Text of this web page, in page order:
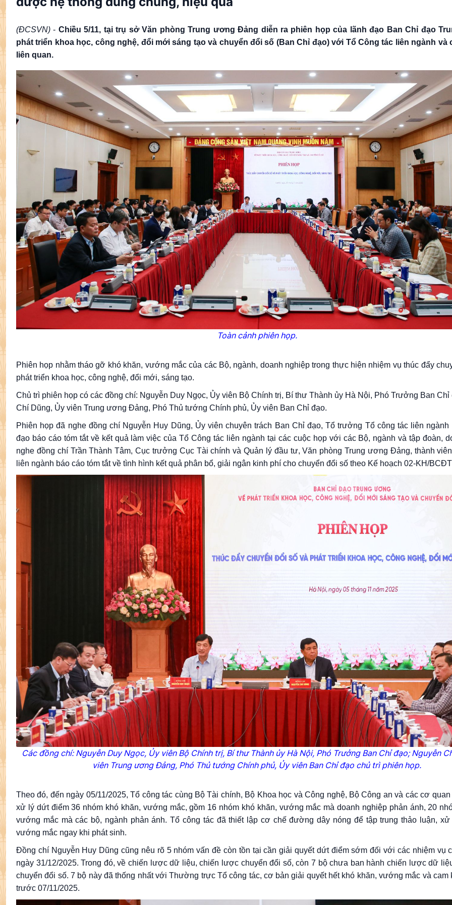
(ĐCSVN)- Chiều 5/11, tại trụ sở Văn phòng Trung ương Đảng diễn ra phiên họp của lãnh đạo Ban Chỉ đạo
phát triển khoa học, công nghệ, đổi mới sáng tạo và chuyển đổi số (Ban Chỉ đạo) với Tổ Công tác liên ngành và
liên quan.
Toàn cảnh phiên họp.
Phiên họp nhằm tháo gỡ khó khăn, vướng mắc của các Bộ, ngành, doanh nghiệp trong thực hiện nhiệm vụ thúc đẩy
phát triển khoa học, công nghệ, đổi mới, sáng tạo.
Chủ trì phiên họp có các đồng chí: Nguyễn Duy Ngọc, Ủy viên Bộ Chính trị, Bí thư Thành ủy Hà Nội, Phó Trưởng Ban Chỉ
Chí Dũng, Ủy viên Trung ương Đảng, Phó Thủ tướng Chính phủ, Ủy viên Ban Chỉ đạo.
Phiên họp đã nghe đồng chí Nguyễn Huy Dũng, Ủy viên chuyên trách Ban Chỉ đạo, Tổ trưởng Tổ công tác liên
đạo báo cáo tóm tắt về kết quả làm việc của Tổ Công tác liên ngành tại các cuộc họp với các Bộ, ngành và tập đoàn,
nghe đồng chí Trần Thành Tâm, Cục trưởng Cục Tài chính và Quản lý đầu tư, Văn phòng Trung ương Đảng, thành
liên ngành báo cáo tóm tắt về tình hình kết quả phân bổ, giải ngân kinh phí cho chuyển đổi số theo Kế hoạch 02-KH/
Các đồng chí: Nguyễn Duy Ngọc, Ủy viên Bộ Chính trị, Bí thư Thành ủy Hà Nội, Phó Trưởng Ban Chỉ đạo; Nguyễn
viên Trung ương Đảng, Phó Thủ tướng Chính phủ, Ủy viên Ban Chỉ đạo chủ trì phiên họp.
Theo đó, đến ngày 05/11/2025, Tổ công tác cùng Bộ Tài chính, Bộ Khoa học và Công nghệ, Bộ Công an và các cơ
xử lý dứt điểm 36 nhóm khó khăn, vướng mắc, gồm 16 nhóm khó khăn, vướng mắc mà doanh nghiệp phản ánh, 20
vướng mắc mà các bộ, ngành phản ánh. Tổ công tác đã thiết lập cơ chế đường dây nóng để tập trung thảo luận, xử
vướng mắc ngay khi phát sinh.
Đồng chí Nguyễn Huy Dũng cũng nêu rõ 5 nhóm vấn đề còn tồn tại cần giải quyết dứt điểm sớm đối với các nhiệm vụ
ngày 31/12/2025. Trong đó, về chiến lược dữ liệu, chiến lược chuyển đổi số, còn 7 bộ chưa ban hành chiến lược dữ
chuyển đổi số. 7 bộ này đã thống nhất với Thường trực Tổ công tác, cơ bản giải quyết hết khó khăn, vướng mắc và cam
trước 07/11/2025.